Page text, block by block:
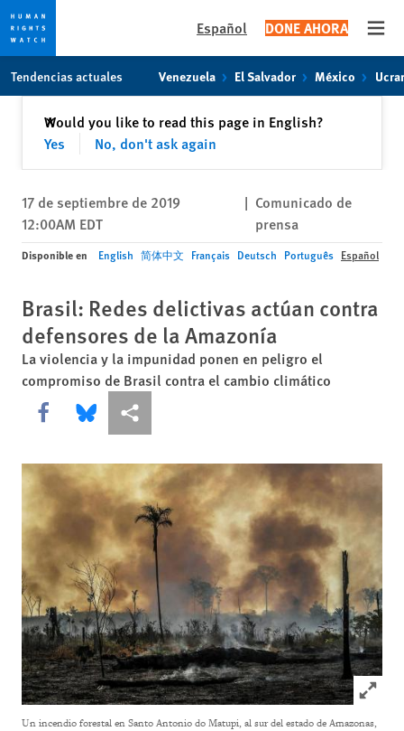
content
Español DONE AHORA
Tendencias actuales Venezuela El Salvador México
Would you like to read this page in English?
Yes
No, don't ask again
✕Cerrar
17 de septiembre de 2019
12:00AM EDT
| Comunicado de
prensa
Disponible en English 简体中文 Français Deutsch Português Español
Brasil: Redes delictivas actúan contra
defensores de la Amazonía
La violencia y la impunidad ponen en peligro el
compromiso de Brasil contra el cambio climático
Share this via Facebook
Share this via Bluesky
Share this via Compartir
Click to
Un incendio forestal en Santo Antonio do Matupi, al sur del estado de Amazonas,